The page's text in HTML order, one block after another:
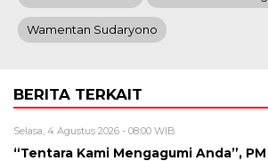
Wamentan Sudaryono
BERITA TERKAIT
Selasa, 4 Agustus 2026 - 08:00 WIB
“Tentara Kami Mengagumi Anda”,